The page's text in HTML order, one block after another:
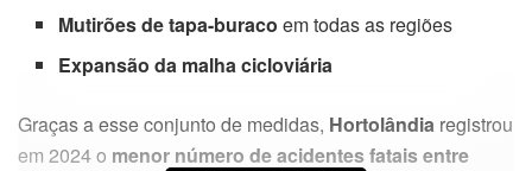
Mutirões de tapa-buraco em todas as regiões
Expansão da malha cicloviária
Graças a esse conjunto de medidas, Hortolândia registrou
em 2024 o menor número de acidentes fatais entre